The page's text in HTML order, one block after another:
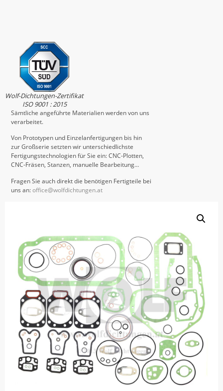
Wolf-Dichtungen-Zertifikat
ISO 9001 : 2015
Sämtliche angeführte Materialien werden von uns
verarbeitet.
Von Prototypen und Einzelanfertigungen bis hin
zur Großserie setzten wir unterschiedlichste
Fertigungstechnologien für Sie ein: CNC-Plotten,
CNC-Fräsen, Stanzen, manuelle Bearbeitung…
Fragen Sie auch direkt die benötigen Fertigteile bei
uns an:office@wolfdichtungen.at